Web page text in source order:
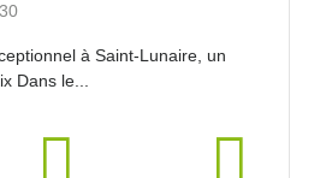
à Saint-Lunaire, un
Dans le...